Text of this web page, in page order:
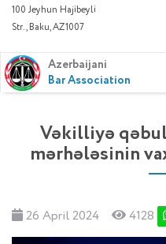
100 Jeyhun Hajibeyli
Str., Baku, AZ1007
Azerbaijani
Bar Association
Vəkilliyə
mərhələsinin
26 April 2024 4128